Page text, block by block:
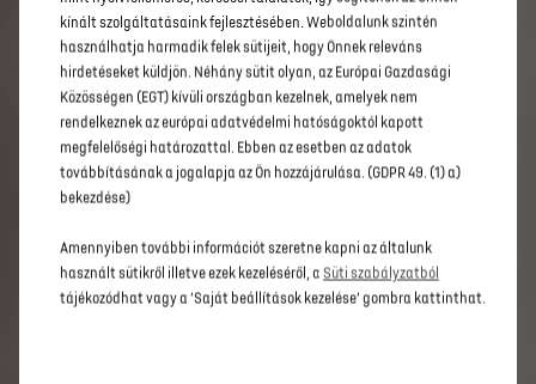
Időtlen formatervezésű modellje a PALLAS és ÉTOILE
felszereltségi szinteken felül egy különleges kollekció
tagjaként is elérhető. Mindegyik felszereltségi szint
számos alapfelszereltséget és opciót tartalmaz, hogy
minden elvárásának megfeleljen.
Választott kiviteltől függően az Nº4 elérhető újratölthető
hibrid, plug-in hibrid, vagy akár 450 km-es
hatótávolságú, 100%-ban elektromos motorral.
kínált szolgáltatásaink fejlesztésében. Weboldalunk szintén
használhatja harmadik felek sütijeit, hogy Önnek releváns
hirdetéseket küldjön. Néhány sütit olyan, az Európai Gazdasági
Közösségen (EGT) kívüli országban kezelnek, amelyek nem
rendelkeznek az európai adatvédelmi hatóságoktól kapott
megfelelőségi határozattal. Ebben az esetben az adatok
továbbításának a jogalapja az Ön hozzájárulása. (GDPR 49. (1) a)
bekezdése)
Amennyiben további információt szeretne kapni az általunk
használt sütikről illetve ezek kezeléséről, a Süti szabályzatból
tájékozódhat vagy a ’Saját beállítások kezelése’ gombra kattinthat.